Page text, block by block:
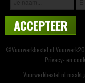
©Vuurwerkbestel.nl
Privacy- en
Vuurwerkbestel.nl
ACCEPTEER